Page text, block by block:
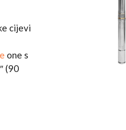
cijevi
one s
(90